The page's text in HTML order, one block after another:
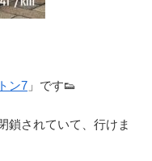
ン7 」です👟
鎖されていて、行けま